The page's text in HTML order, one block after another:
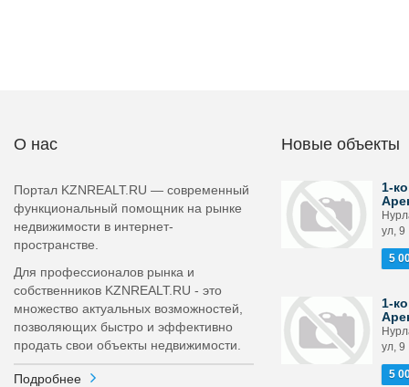
О нас
Портал KZNREALT.RU — современный
функциональный помощник на рынке
недвижимости в интернет-
пространстве.
Для профессионалов рынка и
собственников KZNREALT.RU - это
множество актуальных возможностей,
позволяющих быстро и эффективно
продать свои объекты недвижимости.
Подробнее
Новые объекты
1-
ул, 9
5
1-
ул, 9
5